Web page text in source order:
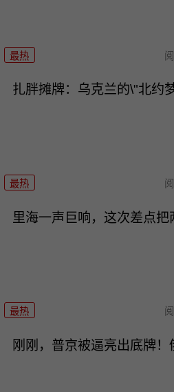
最热
扎胖摊牌：乌克兰的\"北约
最热
里海一声巨响，这次差点把
最热
刚刚，普京被逼亮出底牌！